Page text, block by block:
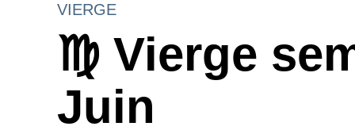
VIERGE
♍ Vierge
Juin